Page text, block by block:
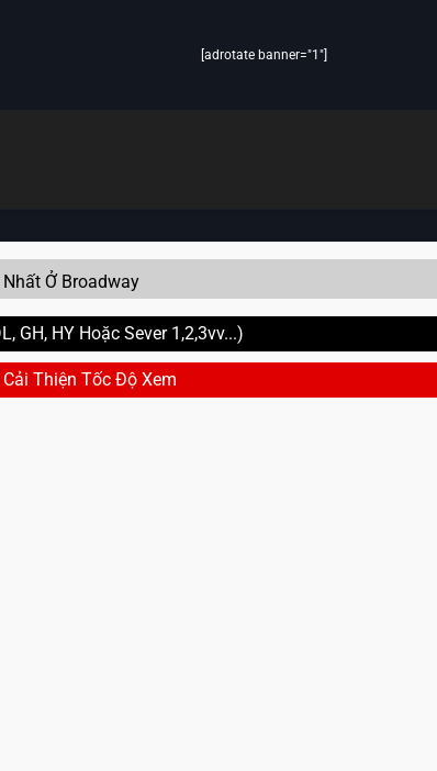
[adrotate banner="1"]
Ở Broadway
GH, HY Hoặc Sever 1,2,3vv...)
Thiện Tốc Độ Xem